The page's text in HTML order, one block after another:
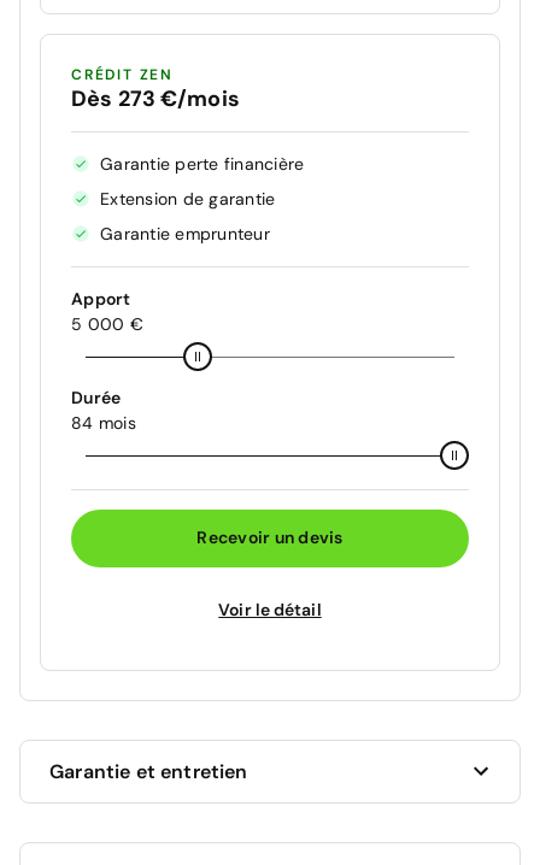
CRÉDIT ZEN
Dès 273 €/mois
Garantie perte financière
Extension de garantie
Garantie emprunteur
Apport
5 000 €
Durée
84 mois
Recevoir un devis
Voir le détail
Garantie et entretien